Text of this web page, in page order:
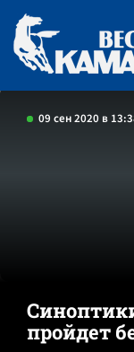
09 сен 2020 в
пройдет